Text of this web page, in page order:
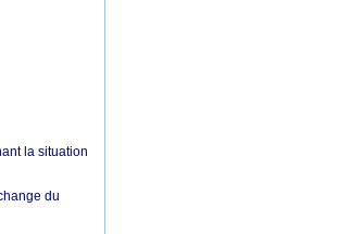
la situation
du